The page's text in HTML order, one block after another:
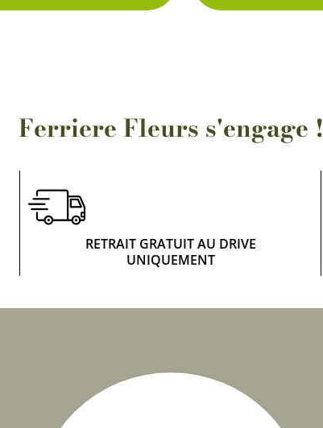
Rosiers à grosses fleurs
Ferriere Fleurs s'engage !
RETRAIT GRATUIT AU DRIVE
UNIQUEMENT